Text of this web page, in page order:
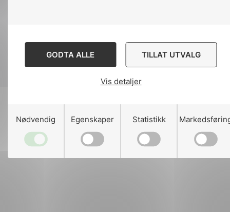
GODTA ALLE TILLAT UTVALG
Vis detaljer
Nødvendig Egenskaper Statistikk